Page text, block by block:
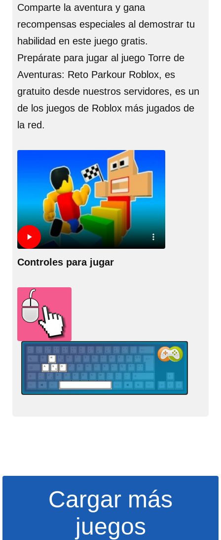
Comparte la aventura y gana
recompensas especiales al demostrar tu
habilidad en este juego gratis.
Prepárate para jugar al juego Torre de
Aventuras: Reto Parkour Roblox, es
gratuito desde nuestros servidores, es un
de los juegos de Roblox más jugados de
la red.
Controles para jugar
Cargar más
juegos